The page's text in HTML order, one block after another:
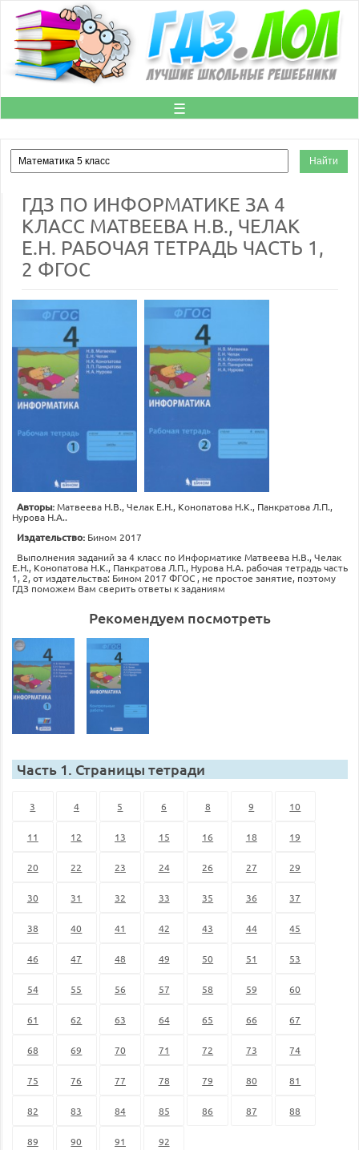
☰
ГДЗ ПО ИНФОРМАТИКЕ ЗА 4
КЛАСС МАТВЕЕВА Н.В., ЧЕЛАК
Е.Н. РАБОЧАЯ ТЕТРАДЬ ЧАСТЬ 1,
2 ФГОС
Авторы:Матвеева Н.В., Челак Е.Н., Конопатова Н.К., Панкратова Л.П.,
Нурова Н.А..
Издательство: Бином 2017
Выполнения заданий за 4 класс по Информатике Матвеева Н.В., Челак
Е.Н., Конопатова Н.К., Панкратова Л.П., Нурова Н.А. рабочая тетрадь часть
1, 2, от издательства: Бином 2017 ФГОС , не простое занятие, поэтому
ГДЗ поможем Вам сверить ответы к заданиям
Рекомендуем посмотреть
Часть 1. Страницы тетради
3 4 5 6 8 9 10
11 12 13 15 16 18 19
20 22 23 24 26 27 29
30 31 32 33 35 36 37
38 40 41 42 43 44 45
46 47 48 49 50 51 53
54 55 56 57 58 59 60
61 62 63 64 65 66 67
68 69 70 71 72 73 74
75 76 77 78 79 80 81
82 83 84 85 86 87 88
89 90 91 92